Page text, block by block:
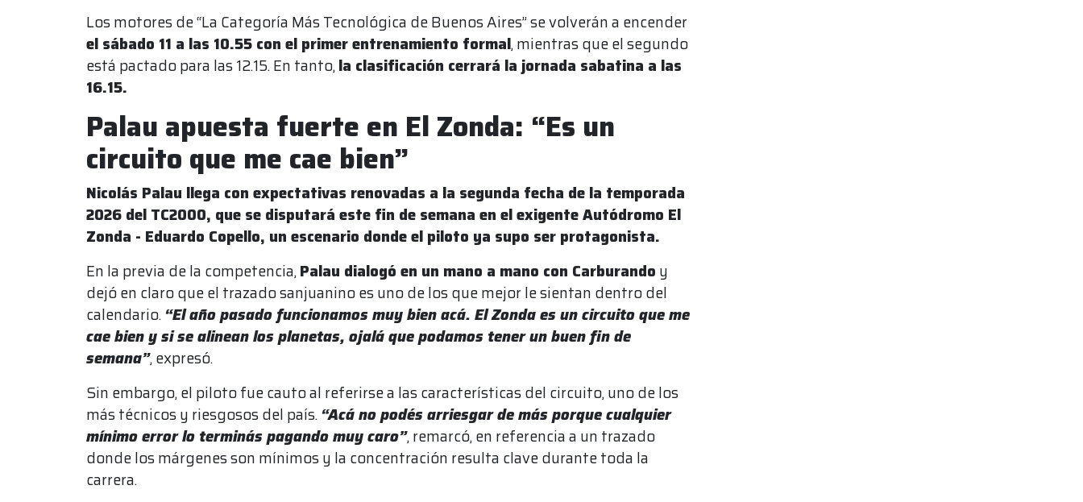
Los motores de “La Categoría Más Tecnológica de Buenos Aires” se volverán a encender
el sábado 11 a las 10.55 con el primer entrenamiento formal, mientras que el segundo
está pactado para las 12.15. En tanto,la clasificación cerrará la jornada sabatina a las
16.15.
Palau apuesta fuerte en El Zonda: “Es un
circuito que me cae bien”
Nicolás Palau llega con expectativas renovadas a la segunda fecha de la temporada
2026 del TC2000, que se disputará este fin de semana en el exigente Autódromo El
Zonda - Eduardo Copello, un escenario donde el piloto ya supo ser protagonista.
En la previa de la competencia,Palau dialogó en un mano a mano con Carburando y
dejó en claro que el trazado sanjuanino es uno de los que mejor le sientan dentro del
calendario.“El año pasado funcionamos muy bien acá. El Zonda es un circuito que me
cae bien y si se alinean los planetas, ojalá que podamos tener un buen fin de
semana”, expresó.
Sin embargo, el piloto fue cauto al referirse a las características del circuito, uno de los
más técnicos y riesgosos del país.“Acá no podés arriesgar de más porque cualquier
mínimo error lo terminás pagando muy caro”, remarcó, en referencia a un trazado
donde los márgenes son mínimos y la concentración resulta clave durante toda la
carrera.